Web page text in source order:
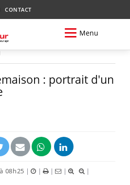
CONTACT
Menu
: portrait d'un
08h25 | | | |
|